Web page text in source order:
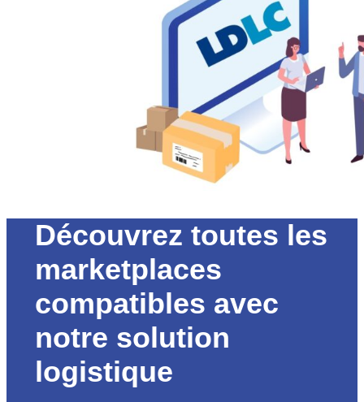
Découvrez toutes les
marketplaces
compatibles avec
notre solution
logistique